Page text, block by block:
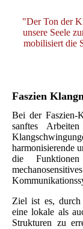
"Der Ton der
unsere Seele
mobilisiert die
Faszien
Bei der Faszien-
sanftes
harmonisierende
die
Ziel ist es, durch
eine lokale als
Strukturen zu